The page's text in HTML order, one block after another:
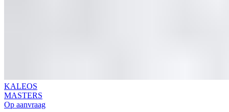
KALEOS
MASTERS
Op aanvraag